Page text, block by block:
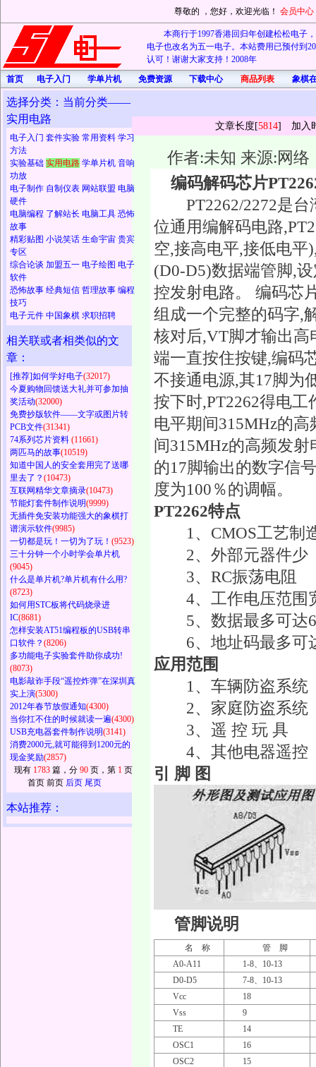
尊敬的 ，您好，欢迎光临！ 会员中心
本商行于1997香港回归年创建松松电子
电子也改名为五一电子。本站费用已预付到
认可！谢谢大家支持！2008年
首页
电子入门 学单片机 免费资源 下载中心 商品列表 象棋
选择分类：当前分类——
实用电路
电子入门 套件实验 常用资料 学习
方法
实验基础 实用电路 学单片机 音响
功放
电子制作 自制仪表 网站联盟 电脑
硬件
电脑编程 了解站长 电脑工具 恐怖
故事
精彩贴图 小说笑话 生命宇宙 贵宾
专区
综合论谈 加盟五一 电子绘图 电子
软件
恐怖故事 经典短信 哲理故事 编程
技巧
电子元件 中国象棋 求职招聘
相关联或者相类似的文
章：
[推荐]如何学好电子(32017)
今夏购物回馈送大礼并可参加抽
奖活动(32000)
免费抄版软件——文字或图片转
PCB文件(31341)
74系列芯片资料 (11661)
两匹马的故事(10519)
知道中国人的安全套用完了送哪
里去了？ (10473)
互联网精华文章摘录(10473)
节能灯套件制作说明(9999)
无插件免安装功能强大的象棋打
谱演示软件(9985)
一切都是玩！一切为了玩！ (9523)
三十分钟一个小时学会单片机
(9045)
什么是单片机?单片机有什么用?
(8723)
如何用STC板将代码烧录进
IC(8681)
怎样安装AT51编程板的USB转串
口软件？ (8206)
多功能电子实验套件助你成功!
(8073)
电影敲诈手段“遥控炸弹”在深圳真
实上演(5300)
2012年春节放假通知(4300)
当你扛不住的时候就读一遍(4300)
USB充电器套件制作说明(3141)
消费2000元,就可能得到1200元的
现金奖励(2857)
现有 1783篇，分 90页，第 1页
首页 前页 后页 尾页
本站推荐：
文章长度[5814] 加入
作者:未知 来源:网络
编码解码芯片
PT2262/2272是台
位通用编解码电路
空,接高电平,接低电平
(D0-D5)数据端管脚,
控发射电路。 编码芯
组成一个完整的码字,
核对后,VT脚才输出高
端一直按住按键,编码
不接通电源,其17脚为
按下时,PT2262得电
电平期间315MHz的
间315MHz的高频发
的17脚输出的数字信
度为100％的调幅。
PT2262特点
1、CMOS工艺制
2、外部元器件少
3、RC振荡电阻
4、工作电压范围
5、数据最多可达
6、地址码最多可
应用范围
1、车辆防盗系统
2、家庭防盗系统
3、遥 控 玩 具
4、其他电器遥控
引 脚 图
管脚说明
名 称
管 脚
A0-A11
1-8、10-13
D0-D5
7-8、10-13
Vcc
18
Vss
9
TE
14
OSC1
16
OSC2
15